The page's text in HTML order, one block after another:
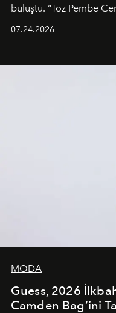
buluştu. “Toz Pembe
unsurlarından biri
07.24.2026
MODA
Guess, 2026
Camden Bag’ini